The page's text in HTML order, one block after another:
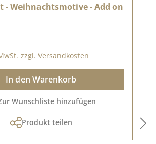
- Weihnachtsmotive - Add on
zzgl. Versandkosten
In den Warenkorb
Wunschliste hinzufügen
Produkt teilen